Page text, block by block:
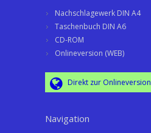
Nachschlagewerk DIN A4
Taschenbuch DIN A6
CD-ROM
Onlineversion (WEB)
Direkt zur Onlineversion
Navigation